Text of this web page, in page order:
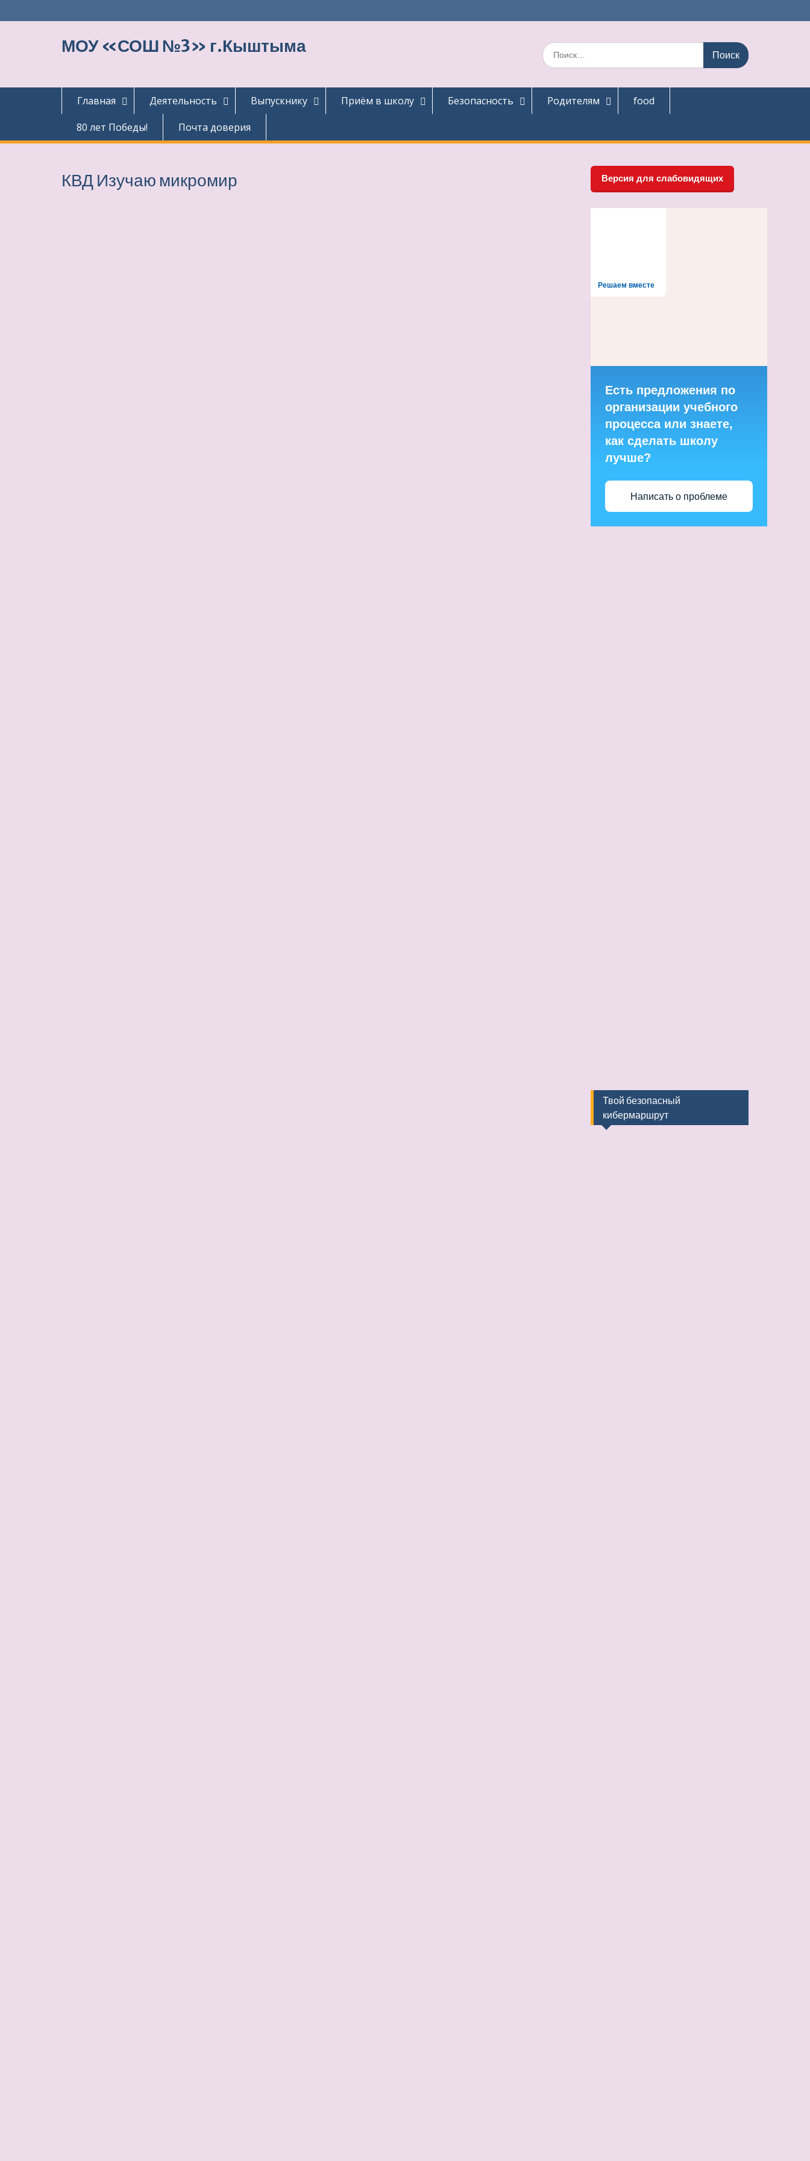
к
МОУ «СОШ №3» г.Кыштыма
Поиск
по:
Главная Деятельность Выпускнику Приём в школу Безопасность Родителям
food
80 лет Победы!
Почта доверия
КВД Изучаю микромир Версия для слабовидящих
Решаем вместе
Есть предложения по
организации учебного
процесса или знаете,
как сделать школу
лучше?
Написать о проблеме
Твой безопасный
кибермаршрут